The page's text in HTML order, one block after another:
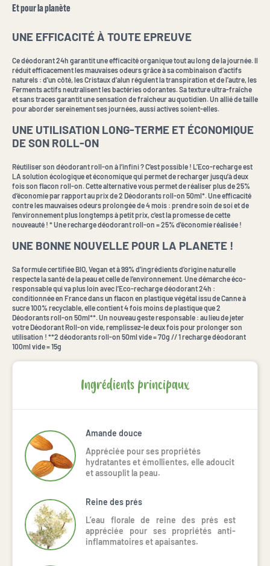
Et pour la planète
UNE EFFICACITÉ À TOUTE EPREUVE
Ce déodorant 24h garantit une efficacité organique tout au long de la journée. Il
réduit efficacement les mauvaises odeurs grâce à sa combinaison d’actifs
naturels : d’un côté, les Cristaux d’alun régulent la transpiration et de l’autre, les
Ferments actifs neutralisent les bactéries odorantes. Sa texture ultra-fraîche
et sans traces garantit une sensation de fraîcheur au quotidien. Un allié de taille
pour aborder sereinement ses journées, aussi actives soient-elles.
UNE UTILISATION LONG-TERME ET ÉCONOMIQUE
DE SON ROLL-ON
Réutiliser son déodorant roll-on à l’infini ? C’est possible ! L’Eco-recharge est
LA solution écologique et économique qui permet de recharger jusqu’à deux
fois son flacon roll-on. Cette alternative vous permet de réaliser plus de 25%
d’économie par rapport au prix de 2 Déodorants roll-on 50ml*. Une efficacité
contre les mauvaises odeurs prolongée de 4 mois : prendre soin de soi et de
l’environnement plus longtemps à petit prix, c’est la promesse de cette
nouveauté ! * Une recharge déodorant roll-on = 25% d'économie réalisée !
UNE BONNE NOUVELLE POUR LA PLANETE !
Sa formule certifiée BIO, Vegan et à 99% d’ingrédients d’origine naturelle
respecte la santé de la peau et celle de l’environnement. Une démarche éco-
responsable qui va plus loin avec l’Eco-recharge déodorant 24h :
conditionnée en France dans un flacon en plastique végétal issu de Canne à
sucre 100% recyclable, elle contient 4 fois moins de plastique que 2
Déodorants roll-on 50ml**. Un nouveau geste responsable : au lieu de jeter
votre Déodorant Roll-on vide, remplissez-le deux fois pour prolonger son
utilisation ! **2 déodorants roll-on 50ml vide = 70g // 1 recharge déodorant
100ml vide = 15g
Ingrédients principaux
Amande douce
Appréciée pour ses propriétés
hydratantes et émollientes, elle adoucit
et assouplit la peau.
Reine des prés
L’eau florale de reine des prés est
appréciée pour ses propriétés anti-
inflammatoires et apaisantes.